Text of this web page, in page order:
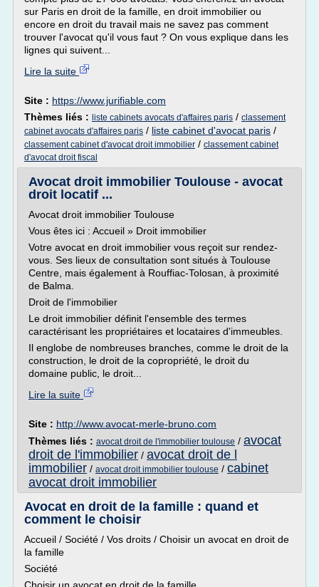
sur Paris en droit de la famille, en droit immobilier ou
encore en droit du travail mais ne savez pas comment
trouver l'avocat qu'il vous faut ? On vous explique dans les
lignes qui suivent...
Lire la suite
Site : https://www.jurifiable.com
Thèmes liés : liste cabinets avocats d'affaires paris / classement
cabinet avocats d'affaires paris / liste cabinet d'avocat paris /
classement cabinet d'avocat droit immobilier / classement cabinet
d'avocat droit fiscal
Avocat droit immobilier Toulouse - avocat
droit locatif ...
Avocat droit immobilier Toulouse
Vous êtes ici : Accueil » Droit immobilier
Votre avocat en droit immobilier vous reçoit sur rendez-
vous. Ses lieux de consultation sont situés à Toulouse
Centre, mais également à Rouffiac-Tolosan, à proximité
de Balma.
Droit de l'immobilier
Le droit immobilier définit l'ensemble des termes
caractérisant les propriétaires et locataires d'immeubles.
Il englobe de nombreuses branches, comme le droit de la
construction, le droit de la copropriété, le droit du
domaine public, le droit...
Lire la suite
Site : http://www.avocat-merle-bruno.com
Thèmes liés : avocat droit de l'immobilier toulouse / avocat
droit de l'immobilier / avocat droit de l
immobilier / avocat droit immobilier toulouse / cabinet
avocat droit immobilier
Avocat en droit de la famille : quand et
comment le choisir
Accueil / Société / Vos droits / Choisir un avocat en droit de
la famille
Société